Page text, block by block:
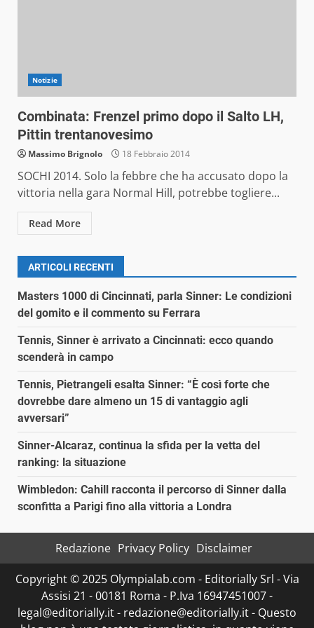
Notizie
Combinata: Frenzel primo dopo il Salto LH,
Pittin trentanovesimo
Massimo Brignolo 18 Febbraio 2014
SOCHI 2014. Solo la febbre che ha accusato dopo la
vittoria nella gara Normal Hill, potrebbe togliere...
Read More
ARTICOLI RECENTI
Masters 1000 di Cincinnati, parla Sinner: Le condizioni
del gomito e il commento su Ferrara
Tennis, Sinner è arrivato a Cincinnati: ecco quando
scenderà in campo
Tennis, Pietrangeli esalta Sinner: “È così forte che
dovrebbe dare almeno un 15 di vantaggio agli
avversari”
Sinner-Alcaraz, continua la sfida per la vetta del
ranking: la situazione
Wimbledon: Cahill racconta il percorso di Sinner dalla
sconfitta a Parigi fino alla vittoria a Londra
Redazione Privacy Policy Disclaimer
Copyright © 2025 Olympialab.com - Editorially Srl - Via
Assisi 21 - 00181 Roma - P.Iva 16947451007 -
legal@editorially.it - redazione@editorially.it - Questo